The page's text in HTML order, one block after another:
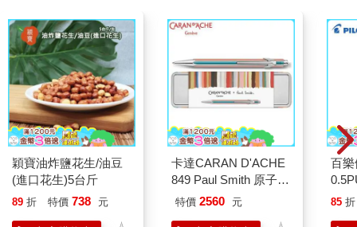
穎寶油炸鹽花生/油豆
(進口花生)5台斤
89 折 特價 738 元
卡達CARAN D'ACHE
849 Paul Smith 原子筆
ED.5 條紋銀
特價 2560 元
百
桃(
85 折